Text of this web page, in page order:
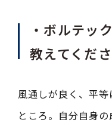
・ボルテッ
教えてくださ
風通しが良く、平
ところ。自分自身